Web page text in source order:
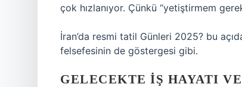
çok hızlanıyor. Çünkü “yetiştirmem
İran’da resmi tatil Günleri 2025? bu
felsefesinin de göstergesi gibi.
GELECEKTE İŞ HAYATI